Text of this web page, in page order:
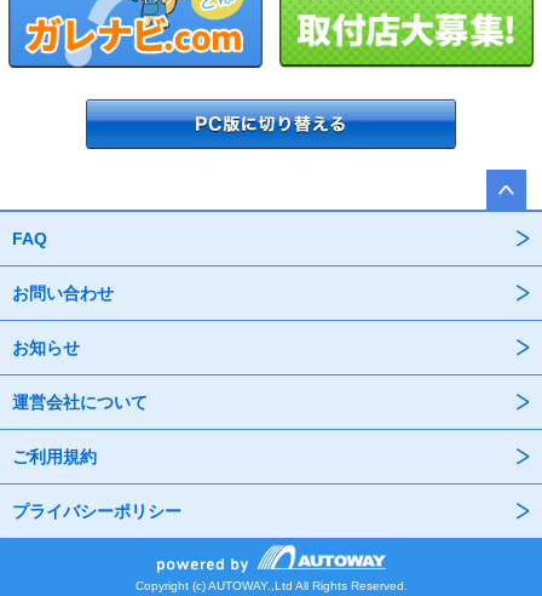
FAQ
お問い合わせ
お知らせ
運営会社について
ご利用規約
プライバシーポリシー
Copyright (c) AUTOWAY.,Ltd All Rights Reserved.